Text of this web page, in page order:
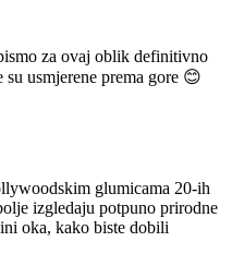
za ovaj oblik definitivno
usmjerene prema gore 😊
glumicama 20-ih
izgledaju potpuno prirodne
oka, kako biste dobili